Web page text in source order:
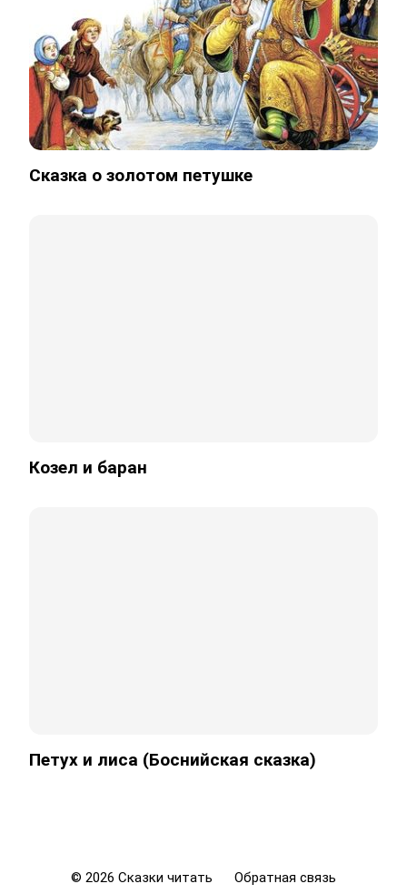
Сказка о золотом петушке
Козел и баран
Петух и лиса (Боснийская сказка)
© 2026 Сказки читать Обратная связь